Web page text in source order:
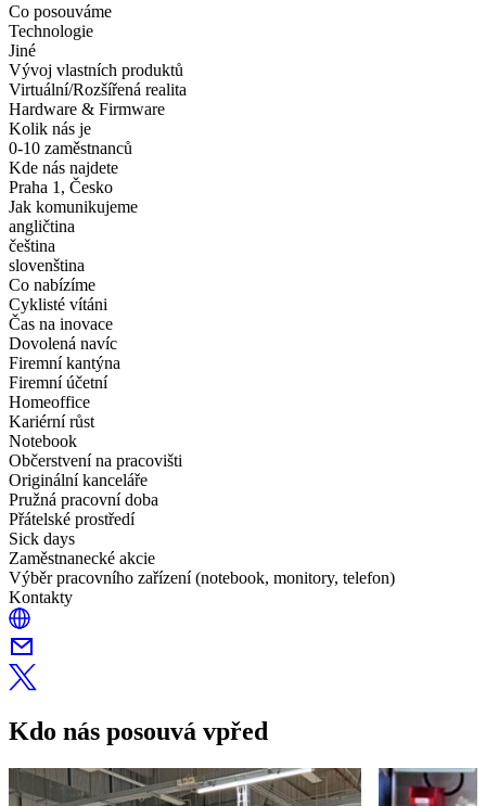
Co posouváme
Technologie
Jiné
Vývoj vlastních produktů
Virtuální/Rozšířená realita
Hardware & Firmware
Kolik nás je
0-10 zaměstnanců
Kde nás najdete
Praha 1, Česko
Jak komunikujeme
angličtina
čeština
slovenština
Co nabízíme
Cyklisté vítáni
Čas na inovace
Dovolená navíc
Firemní kantýna
Firemní účetní
Homeoffice
Kariérní růst
Notebook
Občerstvení na pracovišti
Originální kanceláře
Pružná pracovní doba
Přátelské prostředí
Sick days
Zaměstnanecké akcie
Výběr pracovního zařízení (notebook, monitory, telefon)
Kontakty
Kdo nás posouvá vpřed